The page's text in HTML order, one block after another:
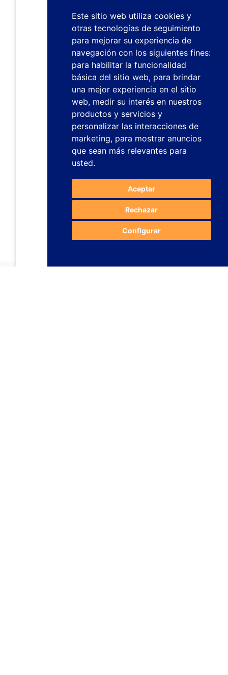
Este sitio web utiliza cookies y
otras tecnologías de seguimiento
para mejorar su experiencia de
navegación con los siguientes fines:
para habilitar la funcionalidad
básica del sitio web, para brindar
una mejor experiencia en el sitio
web, medir su interés en nuestros
productos y servicios y
personalizar las interacciones de
marketing, para mostrar anuncios
que sean más relevantes para
usted.
Aceptar
Rechazar
Configurar